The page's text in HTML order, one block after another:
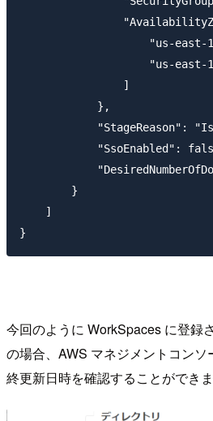
"us-east-
"us-east-
                ]
            },
"StageReason":
"SsoEnabled":
        }
    ]
今回のように WorkSpaces に登録
の場合、AWS マネジメントコン
終更新日時を確認することができま